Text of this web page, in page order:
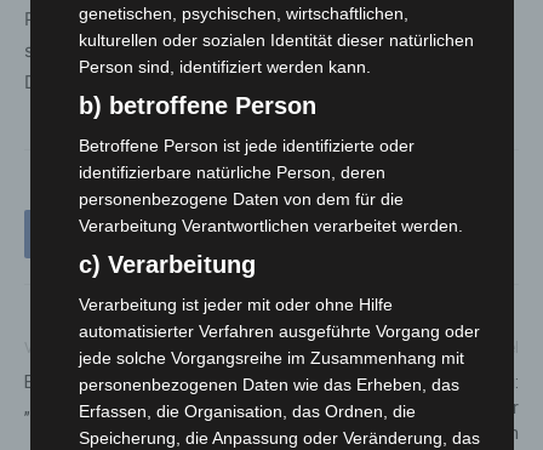
Polizeipräsidentin Gwendolin von der Osten und freut
sich auf eine weiterhin gute Zusammenarbeit mit den
Dienststellen.
Vorheriger Artikel
Einladung zur Fotoausstellung
„Click & Walk Langenhagen“
Nächster Artikel
Richtige Ferienplanung:
Reisepass für Kinder
frühzeitig anmelden
genetischen, psychischen, wirtschaftlichen,
kulturellen oder sozialen Identität dieser natürlichen
Person sind, identifiziert werden kann.
b) betroffene Person
Betroffene Person ist jede identifizierte oder
identifizierbare natürliche Person, deren
personenbezogene Daten von dem für die
Verarbeitung Verantwortlichen verarbeitet werden.
c) Verarbeitung
Verarbeitung ist jeder mit oder ohne Hilfe
automatisierter Verfahren ausgeführte Vorgang oder
jede solche Vorgangsreihe im Zusammenhang mit
personenbezogenen Daten wie das Erheben, das
Erfassen, die Organisation, das Ordnen, die
Speicherung, die Anpassung oder Veränderung, das